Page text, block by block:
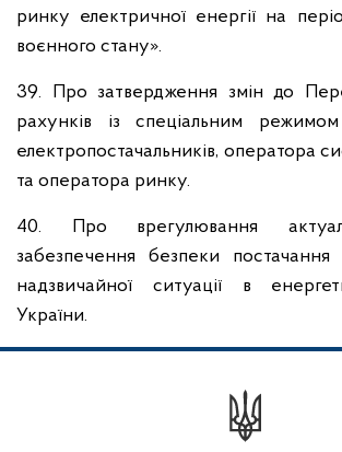
ринку електричної енергії на
воєнного стану».
39. Про затвердження змін до
рахунків із спеціальним
електропостачальників, оператора
та оператора ринку.
40. Про врегулювання
забезпечення безпеки постачання
надзвичайної ситуації в
України.